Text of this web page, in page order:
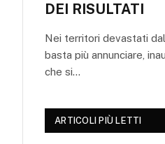
DEI RISULTATI
Nei territori devastati
basta più annunciare,
che si…
ARTICOLI PIÙ LETTI